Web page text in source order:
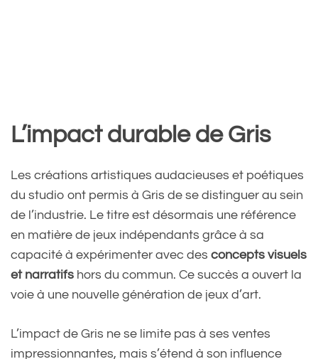
L’impact durable de Gris
Les créations artistiques audacieuses et poétiques
du studio ont permis à Gris de se distinguer au sein
de l’industrie. Le titre est désormais une référence
en matière de jeux indépendants grâce à sa
capacité à expérimenter avec des concepts visuels
et narratifs hors du commun. Ce succès a ouvert la
voie à une nouvelle génération de jeux d’art.
L’impact de Gris ne se limite pas à ses ventes
impressionnantes, mais s’étend à son influence